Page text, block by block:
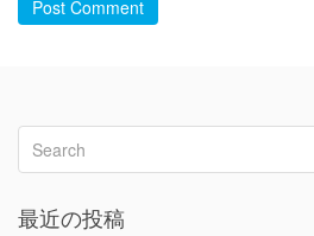
Post Comment
最近の投稿